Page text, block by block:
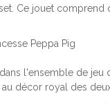
Ce jouet
l'ensemble de jeu
décor royal des